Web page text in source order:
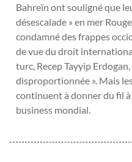
Bahreïn ont souligné que
désescalade » en mer
condamné des frappes
de vue du droit
turc, Recep Tayyip
disproportionnée ». Mais
continuent à donner du fil
business mondial.